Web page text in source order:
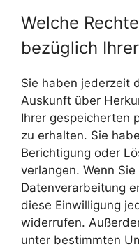
Welche
bezüglich
Sie haben jederzeit
Auskunft über
Ihrer gespeicherten
zu erhalten. Sie
Berichtigung oder
verlangen. Wenn
Datenverarbeitung
diese Einwilligung
widerrufen.
unter bestimmten